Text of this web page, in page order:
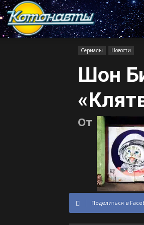
Котонавты
Сериалы Новости
Шон
От
Поделиться в